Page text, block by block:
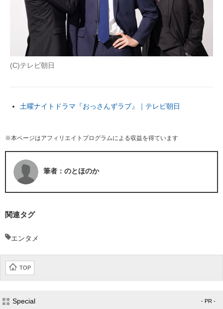
(C)テレビ朝日
土曜ナイトドラマ『おっさんずラブ』｜テレビ朝日
※本ページはアフィリエイトプログラムによる収益を得ています
筆者：のとほのか
関連タグ
エンタメ
TOP
Special - PR -